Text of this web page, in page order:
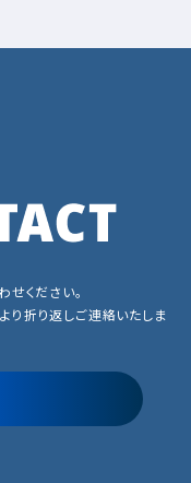
ください。
り折り返しご連絡いたしま